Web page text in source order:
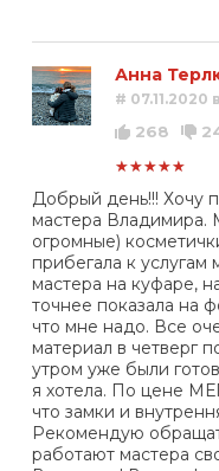
Анна
# 07.11.2020
268
★★★★★
Добрый день!!! Хочу
мастера
огромные)
прибегала к
мастера на куфаре,
точнее показала на
что мне надо. Все
материал в четверг
утром уже были
я хотела. По цене
что замки и
Рекомендую
работают мастера